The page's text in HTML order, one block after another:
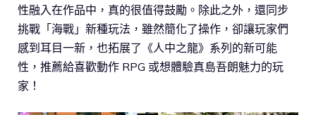
性融入在作品中，真的很值得鼓勵。除此之外，還同步
挑戰「海戰」新種玩法，雖然簡化了操作，卻讓玩家們
感到耳目一新，也拓展了《人中之龍》系列的新可能
性，推薦給喜歡動作 RPG 或想體驗真島吾朗魅力的玩
家！